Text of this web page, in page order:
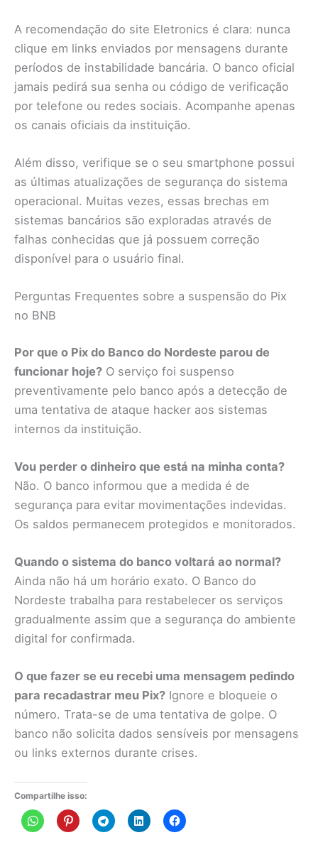
A recomendação do site Eletronics é clara: nunca
clique em links enviados por mensagens durante
períodos de instabilidade bancária. O banco oficial
jamais pedirá sua senha ou código de verificação
por telefone ou redes sociais. Acompanhe apenas
os canais oficiais da instituição.
Além disso, verifique se o seu smartphone possui
as últimas atualizações de segurança do sistema
operacional. Muitas vezes, essas brechas em
sistemas bancários são exploradas através de
falhas conhecidas que já possuem correção
disponível para o usuário final.
Perguntas Frequentes sobre a suspensão do Pix
no BNB
Por que o Pix do Banco do Nordeste parou de
funcionar hoje? O serviço foi suspenso
preventivamente pelo banco após a detecção de
uma tentativa de ataque hacker aos sistemas
internos da instituição.
Vou perder o dinheiro que está na minha conta?
Não. O banco informou que a medida é de
segurança para evitar movimentações indevidas.
Os saldos permanecem protegidos e monitorados.
Quando o sistema do banco voltará ao normal?
Ainda não há um horário exato. O Banco do
Nordeste trabalha para restabelecer os serviços
gradualmente assim que a segurança do ambiente
digital for confirmada.
O que fazer se eu recebi uma mensagem pedindo
para recadastrar meu Pix? Ignore e bloqueie o
número. Trata-se de uma tentativa de golpe. O
banco não solicita dados sensíveis por mensagens
ou links externos durante crises.
Compartilhe isso: